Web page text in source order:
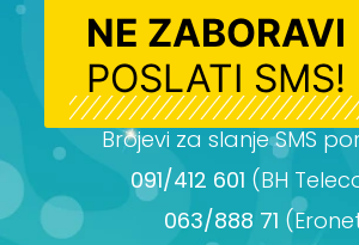
NE ZABORAVI
POSLATI SMS!
Brojevi za slanje SMS
091/412 601 (BH
063/888 71